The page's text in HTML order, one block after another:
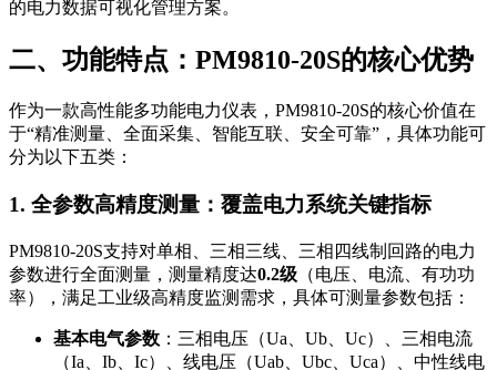
的电力数据可视化管理方案。
二、功能特点：PM9810-20S的核心优势
作为一款高性能多功能电力仪表，PM9810-20S的核心价值在
于“精准测量、全面采集、智能互联、安全可靠”，具体功能可
分为以下五类：
1. 全参数高精度测量：覆盖电力系统关键指标
PM9810-20S支持对单相、三相三线、三相四线制回路的电力
参数进行全面测量，测量精度达0.2级 （电压、电流、有功功
率），满足工业级高精度监测需求，具体可测量参数包括：
基本电气参数 ：三相电压（Ua、Ub、Uc）、三相电流
（Ia、Ib、Ic）、线电压（Uab、Ubc、Uca）、中性线电